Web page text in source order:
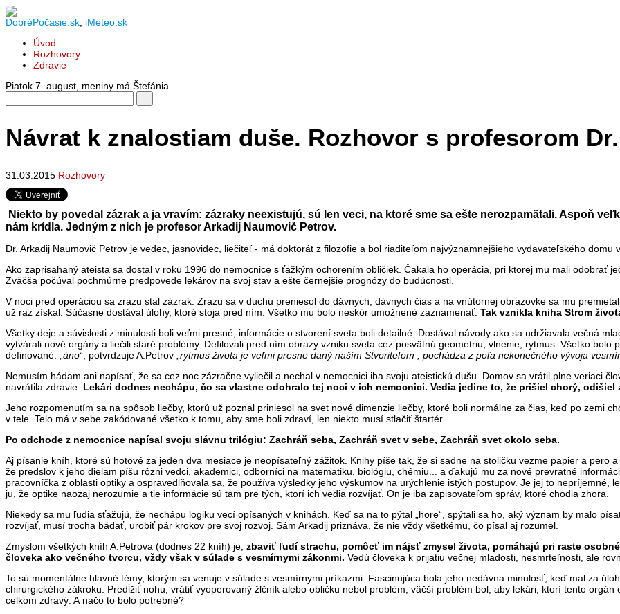
DobréPočasie.sk iMeteo.sk
Úvod
Rozhovory
Zdravie
Piatok 7. august , meniny má Štefánia
Návrat k znalostiam duše. Rozhovor s profesorom
31.03.2015 Rozhovory
Niekto by povedal zázrak a ja vravím: zázraky neexistujú, sú len veci, na ktoré sme sa ešte nerozpamätali. Aspoň
nám krídla. Jedným z nich je profesor Arkadij Naumovič Petrov.
Dr. Arkadij Naumovič Petrov je vedec, jasnovidec, liečiteľ - má doktorát z filozofie a bol riaditeľom najvýznamnejšieho vydavateľského domu
Ako zaprisahaný ateista sa dostal v roku 1996 do nemocnice s ťažkým ochorením obličiek. Čakala ho operácia, pri ktorej mu mali odobrať
Zväčša počúval pochmúrne predpovede lekárov na svoj stav a ešte černejšie prognózy do budúcnosti.
V noci pred operáciou sa zrazu stal zázrak. Zrazu sa v duchu preniesol do dávnych, dávnych čias a na vnútornej obrazovke sa mu
už raz získal. Súčasne dostával úlohy, ktoré stoja pred ním. Všetko mu bolo neskôr umožnené zaznamenať. Tak vznikla kniha Strom
Všetky deje a súvislosti z minulosti boli veľmi presné, informácie o stvorení sveta boli detailné. Dostával návody ako sa udržiavala večná
vytvárali nové orgány a liečili staré problémy. Defilovali pred ním obrazy vzniku sveta cez posvätnú geometriu, vlnenie, rytmus. Všetko
definované. „ áno“, potvrdzuje A.Petrov „ rytmus života je veľmi presne daný naším Stvoriteľom , pochádza z poľa nekonečného vývoja
Nemusím hádam ani napísať, že sa cez noc zázračne vyliečil a nechal v nemocnici iba svoju ateistickú dušu. Domov sa vrátil plne veriaci
navrátila zdravie. Lekári dodnes nechápu, čo sa vlastne odohralo tej noci v ich nemocnici. Vedia jedine to, že prišiel chorý, odišiel
Jeho rozpomenutím sa na spôsob liečby, ktorú už poznal priniesol na svet nové dimenzie liečby, ktoré boli normálne za čias, keď po zemi
v tele. Telo má v sebe zakódované všetko k tomu, aby sme boli zdraví, len niekto musí stlačiť štartér.
Po odchode z nemocnice napísal svoju slávnu trilógiu: Zachráň seba, Zachráň svet v sebe, Zachráň svet okolo seba.
Aj písanie kníh, ktoré sú hotové za jeden dva mesiace je neopísateľný zážitok. Knihy píše tak, že si sadne na stoličku vezme papier a pero
že predslov k jeho dielam píšu rôzni vedci, akademici, odborníci na matematiku, biológiu, chémiu... a ďakujú mu za nové prevratné
pracovníčka z oblasti optiky a ospravedlňovala sa, že používa výsledky jeho výskumov na urýchlenie istých postupov. Je jej to nepríjemné,
ju, že optike naozaj nerozumie a tie informácie sú tam pre tých, ktorí ich vedia rozvíjať. On je iba zapisovateľom správ, ktoré chodia zhora.
Niekedy sa mu ľudia sťažujú, že nechápu logiku vecí opísaných v knihách. Keď sa na to pýtal „hore“, spýtali sa ho, aký význam by malo
rozvíjať, musí trocha bádať, urobiť pár krokov pre svoj rozvoj. Sám Arkadij priznáva, že nie vždy všetkému, čo písal aj rozumel.
Zmyslom všetkých kníh A.Petrova (dodnes 22 kníh) je, zbaviť ľudí strachu, pomôcť im nájsť zmysel života, pomáhajú pri raste
človeka ako večného tvorcu, vždy však v súlade s vesmírnymi zákonmi. Vedú človeka k prijatiu večnej mladosti, nesmrteľnosti, ale
To sú momentálne hlavné témy, ktorým sa venuje v súlade s vesmírnymi príkazmi. Fascinujúca bola jeho nedávna minulosť, keď mal za
chirurgického zákroku. Predĺžiť nohu, vrátiť vyoperovaný žlčník alebo obličku nebol problém, väčší problém bol, aby lekári, ktorí tento
celkom zdravý. A načo to bolo potrebné?